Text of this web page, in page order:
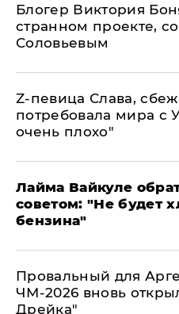
Блогер Виктория
странном проекте,
Соловьевым
Z-певица Слава,
потребовала мира с
очень плохо"
Лайма Вайкуле
советом: "Не будет
бензина"
Провальный для
ЧМ-2026 вновь
Дрейка"